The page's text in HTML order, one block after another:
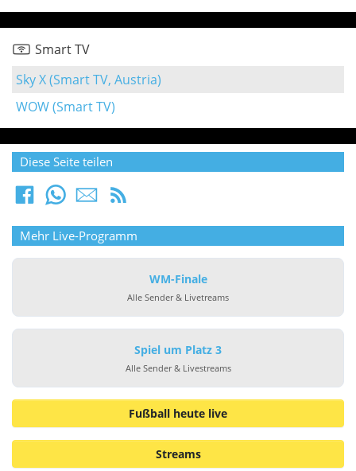
Smart TV
Sky X (Smart TV, Austria)
WOW (Smart TV)
Diese Seite teilen
Mehr Live-Programm
WM-Finale
Alle Sender & Livetreams
Spiel um Platz 3
Alle Sender & Livestreams
Fußball heute live
Streams